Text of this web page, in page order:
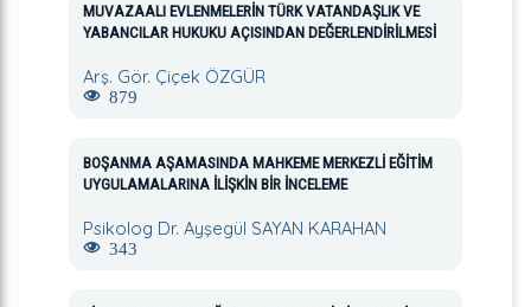
MUVAZAALI EVLENMELERİN TÜRK VATANDAŞLIK VE
YABANCILAR HUKUKU AÇISINDAN DEĞERLENDİRİLMESİ
Arş. Gör. Çiçek ÖZGÜR
879
BOŞANMA AŞAMASINDA MAHKEME MERKEZLİ EĞİTİM
UYGULAMALARINA İLİŞKİN BİR İNCELEME
Psikolog Dr. Ayşegül SAYAN KARAHAN
343